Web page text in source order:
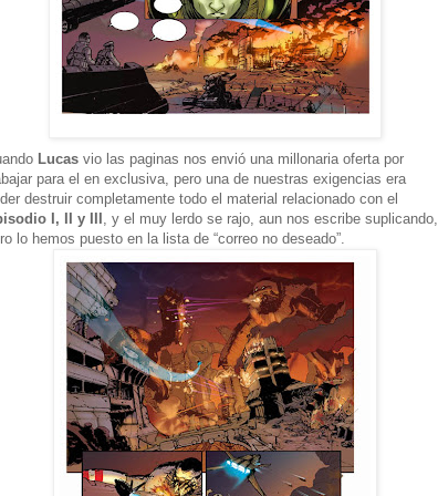
Lucas vio las paginas nos envió una millonaria oferta por
para el en exclusiva, pero una de nuestras exigencias era
destruir completamente todo el material relacionado con el
I, II y III , y el muy lerdo se rajo, aun nos escribe suplicando,
lo hemos puesto en la lista de “correo no deseado”.